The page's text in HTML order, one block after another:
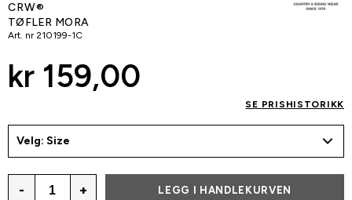
CRW®
TØFLER MORA
Art. nr 210199-1C
kr 159,00
SE PRISHISTORIKK
Velg: Size
- + LEGG I HANDLEKURVEN